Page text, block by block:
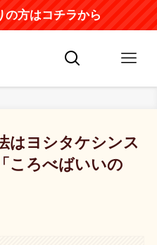
の方はコチラから
はヨシタケシンス
ころべばいいの